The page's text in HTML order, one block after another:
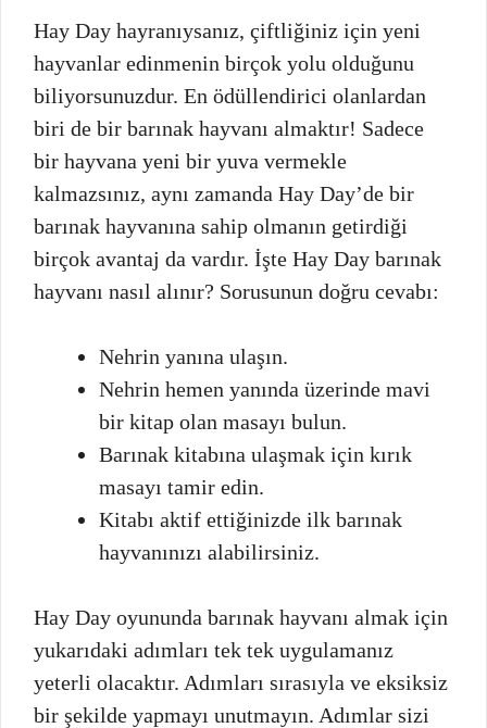
Hay Day hayranıysanız, çiftliğiniz için yeni
hayvanlar edinmenin birçok yolu olduğunu
biliyorsunuzdur. En ödüllendirici olanlardan
biri de bir barınak hayvanı almaktır! Sadece
bir hayvana yeni bir yuva vermekle
kalmazsınız, aynı zamanda Hay Day’de bir
barınak hayvanına sahip olmanın getirdiği
birçok avantaj da vardır. İşte Hay Day barınak
hayvanı nasıl alınır? Sorusunun doğru cevabı:
Nehrin yanına ulaşın.
Nehrin hemen yanında üzerinde mavi
bir kitap olan masayı bulun.
Barınak kitabına ulaşmak için kırık
masayı tamir edin.
Kitabı aktif ettiğinizde ilk barınak
hayvanınızı alabilirsiniz.
Hay Day oyununda barınak hayvanı almak için
yukarıdaki adımları tek tek uygulamanız
yeterli olacaktır. Adımları sırasıyla ve eksiksiz
bir şekilde yapmayı unutmayın. Adımlar sizi